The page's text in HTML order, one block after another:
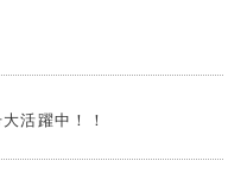
活躍中！！